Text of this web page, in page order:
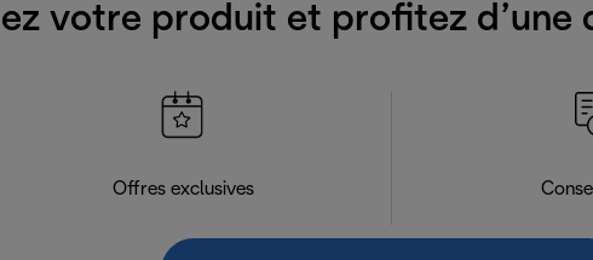
votre produit et profitez d’une
Offres exclusives